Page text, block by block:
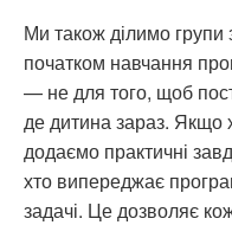
Ми також ділимо
початком навчання
— не для того, щоб
де дитина зараз. Якщо
додаємо практичні
хто випереджає
задачі. Це дозволяє